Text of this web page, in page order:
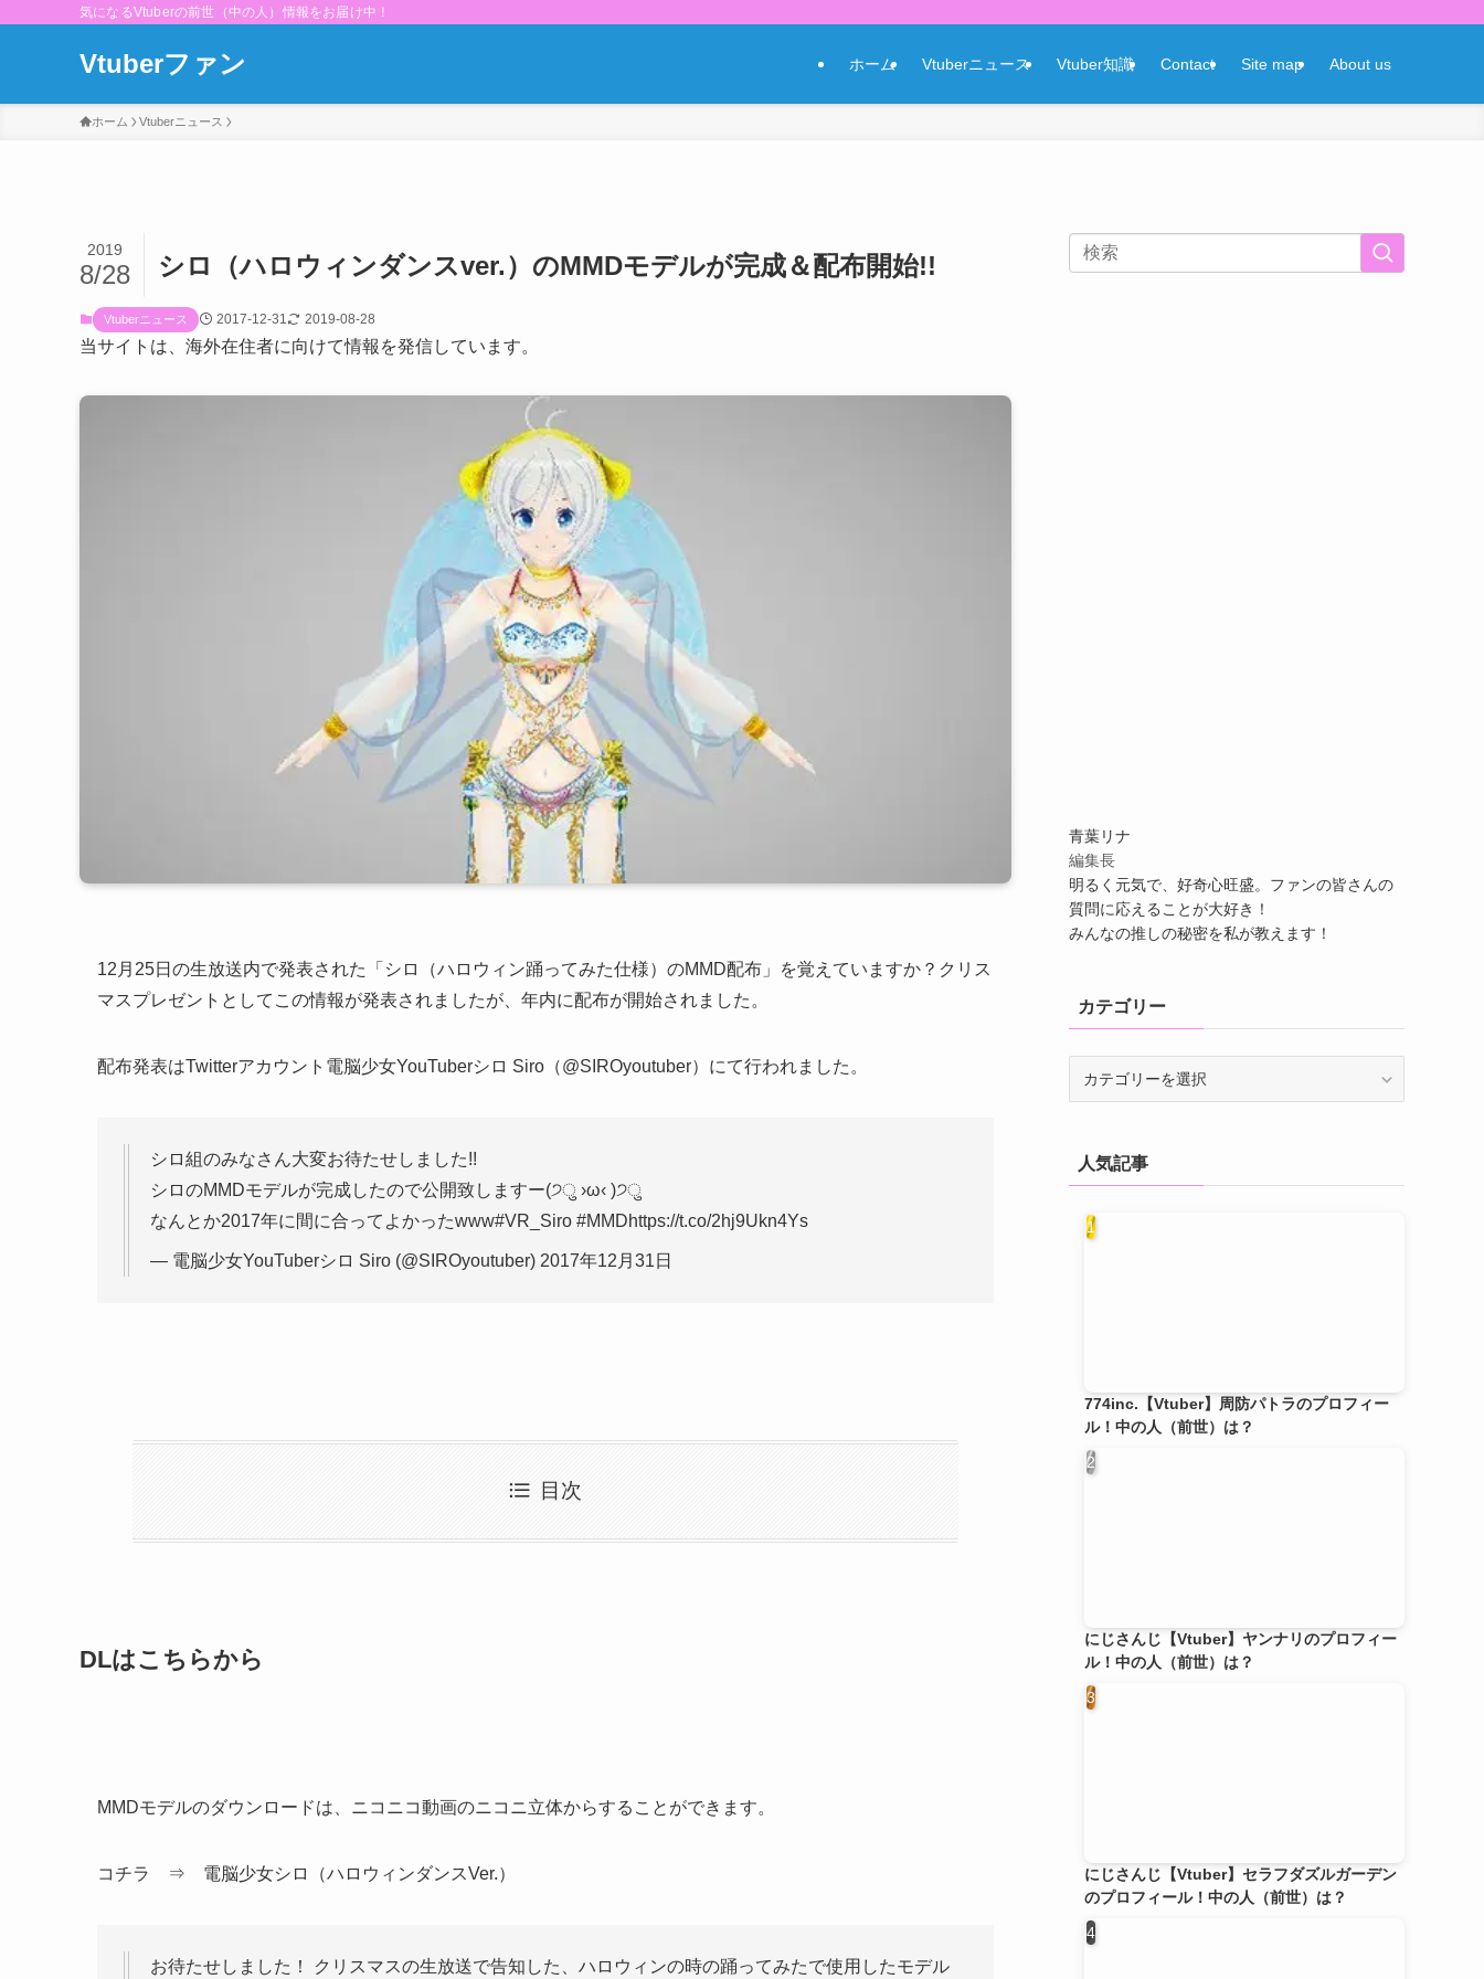
気になるVtuberの前世（中の人）情報をお届け中！
Vtuberファン ホーム Vtuberニュース Vtuber知識 Contact Site map About us
ホーム Vtuberニュース
シロ（ハロウィンダンスver.）のMMDモデルが完成＆配布開始!!
2019
8/28
Vtuberニュース 2017-12-31 2019-08-28
当サイトは、海外在住者に向けて情報を発信しています。
12月25日の生放送内で発表された「シロ（ハロウィン踊ってみた仕様）のMMD配布」を覚えていますか？クリス
マスプレゼントとしてこの情報が発表されましたが、年内に配布が開始されました。
配布発表はTwitterアカウント電脳少女YouTuberシロ Siro（@SIROyoutuber）にて行われました。
シロ組のみなさん大変お待たせしました!!
シロのMMDモデルが完成したので公開致しますー(੭ु ›ω‹ )੭ु
なんとか2017年に間に合ってよかったwww#VR_Siro #MMDhttps://t.co/2hj9Ukn4Ys
— 電脳少女YouTuberシロ Siro (@SIROyoutuber) 2017年12月31日
目次
DLはこちらから
MMDモデルのダウンロードは、ニコニコ動画のニコニ立体からすることができます。
コチラ ⇒ 電脳少女シロ（ハロウィンダンスVer.）
お待たせしました！ クリスマスの生放送で告知した、ハロウィンの時の踊ってみたで使用したモデル
青葉リナ
編集長
明るく元気で、好奇心旺盛。ファンの皆さんの
質問に応えることが大好き！
みんなの推しの秘密を私が教えます！
カテゴリー
人気記事
774inc.【Vtuber】周防パトラのプロフィー
ル！中の人（前世）は？
にじさんじ【Vtuber】ヤンナリのプロフィー
ル！中の人（前世）は？
にじさんじ【Vtuber】セラフダズルガーデン
のプロフィール！中の人（前世）は？